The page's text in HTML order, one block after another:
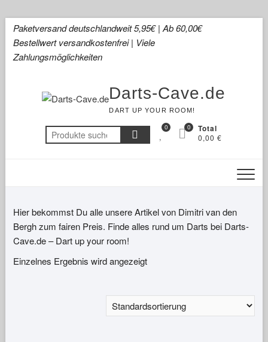
Skip
content
Paketversand deutschlandweit 5,95€ | Ab 60,00€
Bestellwert versandkostenfrei | Viele
Zahlungsmöglichkeiten
Darts-Cave.de
DART UP YOUR ROOM!
Suchen
nach:
0 Total
0,00 €
0
Hier bekommst Du alle unsere Artikel von Dimitri van den
Bergh zum fairen Preis. Finde alles rund um Darts bei Darts-
Cave.de – Dart up your room!
Einzelnes Ergebnis wird angezeigt